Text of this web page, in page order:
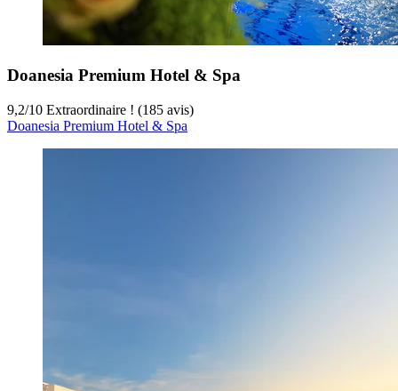
Doanesia Premium Hotel & Spa
9,2/10 Extraordinaire ! (185 avis)
Doanesia Premium Hotel & Spa